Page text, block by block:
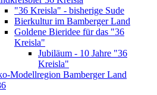
"36 Kreisla" - bisherige Sude
Bierkultur im Bamberger Land
Goldene Bieridee für das "36
Kreisla"
Jubiläum - 10 Jahre "36
Kreisla"
Modellregion Bamberger Land